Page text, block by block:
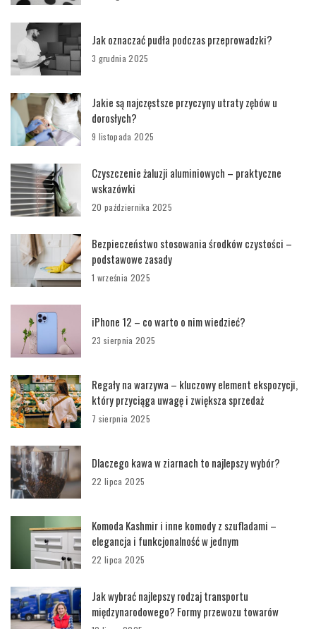
Jak oznaczać pudła podczas przeprowadzki?
3 grudnia 2025
Jakie są najczęstsze przyczyny utraty zębów u
dorosłych?
9 listopada 2025
Czyszczenie żaluzji aluminiowych – praktyczne
wskazówki
20 października 2025
Bezpieczeństwo stosowania środków czystości –
podstawowe zasady
1 września 2025
iPhone 12 – co warto o nim wiedzieć?
23 sierpnia 2025
Regały na warzywa – kluczowy element ekspozycji,
który przyciąga uwagę i zwiększa sprzedaż
7 sierpnia 2025
Dlaczego kawa w ziarnach to najlepszy wybór?
22 lipca 2025
Komoda Kashmir i inne komody z szufladami –
elegancja i funkcjonalność w jednym
22 lipca 2025
Jak wybrać najlepszy rodzaj transportu
międzynarodowego? Formy przewozu towarów